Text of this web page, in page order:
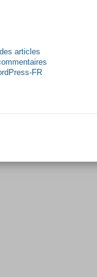
des articles
FR